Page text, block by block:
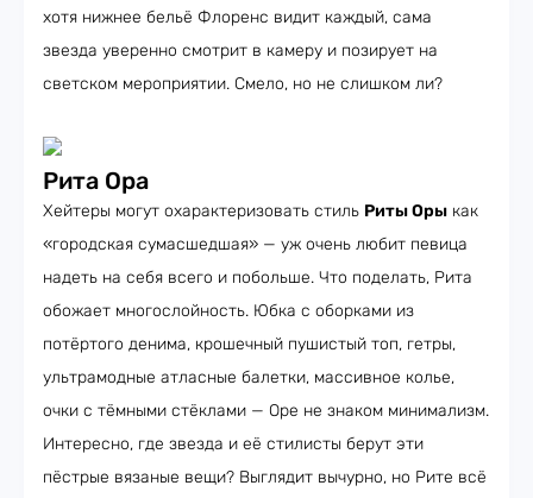
хотя нижнее бельё Флоренс видит каждый, сама
звезда уверенно смотрит в камеру и позирует на
светском мероприятии. Смело, но не слишком ли?
Рита Ора
Хейтеры могут охарактеризовать стиль Риты Оры как
«городская сумасшедшая» — уж очень любит певица
надеть на себя всего и побольше. Что поделать, Рита
обожает многослойность. Юбка с оборками из
потёртого денима, крошечный пушистый топ, гетры,
ультрамодные атласные балетки, массивное колье,
очки с тёмными стёклами — Оре не знаком минимализм.
Интересно, где звезда и её стилисты берут эти
пёстрые вязаные вещи? Выглядит вычурно, но Рите всё